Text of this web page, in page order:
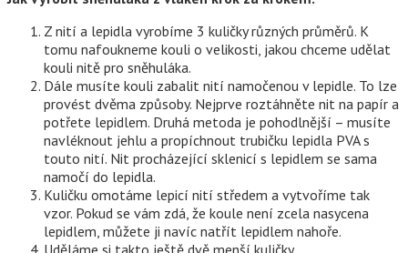
Z nití a lepidla vyrobíme 3 kuličky různých průměrů. K
tomu nafoukneme kouli o velikosti, jakou chceme udělat
kouli nitě pro sněhuláka.
Dále musíte kouli zabalit nití namočenou v lepidle. To lze
provést dvěma způsoby. Nejprve roztáhněte nit na papír a
potřete lepidlem. Druhá metoda je pohodlnější – musíte
navléknout jehlu a propíchnout trubičku lepidla PVA s
touto nití. Nit procházející sklenicí s lepidlem se sama
namočí do lepidla.
Kuličku omotáme lepicí nití středem a vytvoříme tak
vzor. Pokud se vám zdá, že koule není zcela nasycena
lepidlem, můžete ji navíc natřít lepidlem nahoře.
Uděláme si takto ještě dvě menší kuličky.